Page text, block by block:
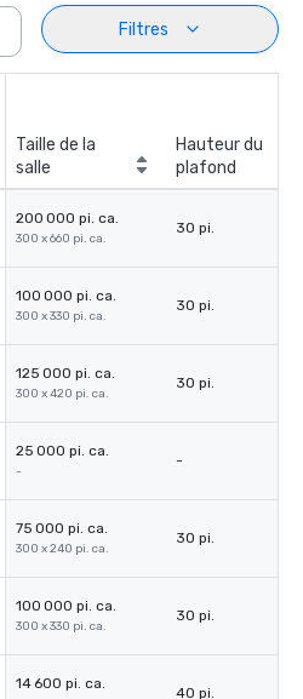
Filtres
Taille de la
salle
Hauteur du
plafond
200 000 pi. ca.
300 x 660 pi. ca.
30 pi.
100 000 pi. ca.
300 x 330 pi. ca.
30 pi.
125 000 pi. ca.
300 x 420 pi. ca.
30 pi.
25 000 pi. ca.
-
-
75 000 pi. ca.
300 x 240 pi. ca.
30 pi.
100 000 pi. ca.
300 x 330 pi. ca.
30 pi.
14 600 pi. ca.
40 pi.